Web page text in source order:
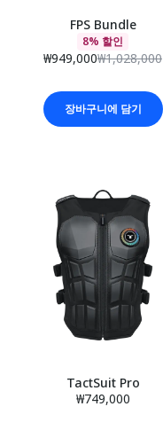
FPS Bundle
8% 할인
₩949,000₩1,028,000
장바구니에 담기
TactSuit Pro
₩749,000